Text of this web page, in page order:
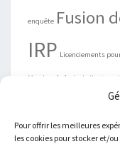
Pour offrir les meilleures
les cookies pour stocker et/
enquête Fusion
IRP Licenciements
Marche générale de
négociation
Présidentielle